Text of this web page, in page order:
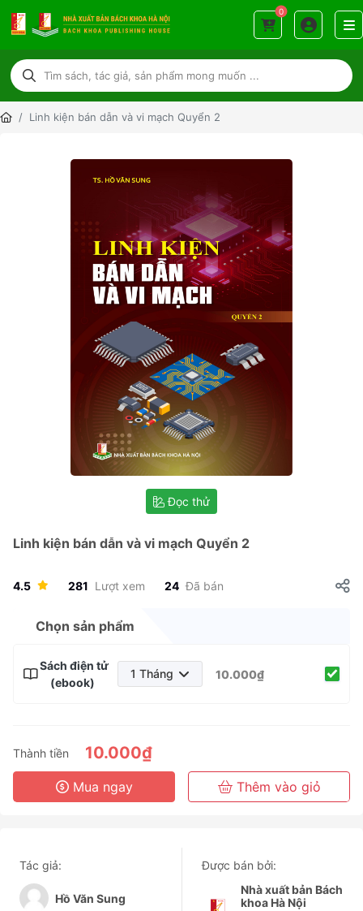
0
Linh kiện bán dẫn và vi mạch Quyển 2
Đọc thử
Linh kiện bán dẫn và vi mạch Quyển 2
4.5 281 Lượt xem 24 Đã bán
Chọn sản phẩm
Sách điện tử
(ebook)
1 Tháng
6 Tháng
3 Năm
10.000₫
Thành tiền 10.000₫
Mua ngay Thêm vào giỏ
Tác giả:
Hồ Văn Sung
Được bán bởi:
Nhà xuất bản Bách
khoa Hà Nội